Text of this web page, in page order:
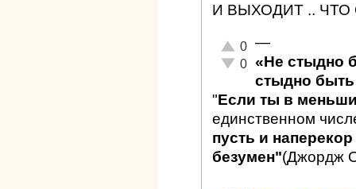
И ВЫХОДИТ .. ЧТО
Отлично!
0
Неадекватно!
0
—
«Не стыдно
стыдно быть
"Если ты в
единственном
пусть и
безумен"(Джордж